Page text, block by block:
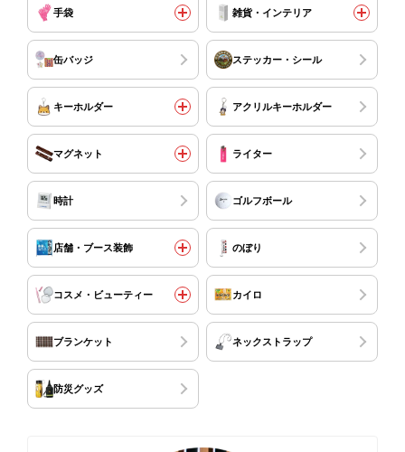
手袋 雑貨・インテリア
缶バッジ ステッカー・シール
キーホルダー アクリルキーホルダー
マグネット ライター
時計 ゴルフボール
店舗・ブース装飾 のぼり
コスメ・ビューティー カイロ
ブランケット ネックストラップ
防災グッズ